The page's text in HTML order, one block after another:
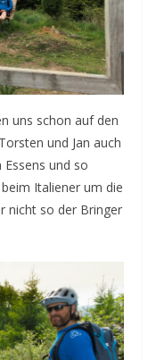
uns schon auf den
und Jan auch
und so
Italiener um die
nicht so der Bringer